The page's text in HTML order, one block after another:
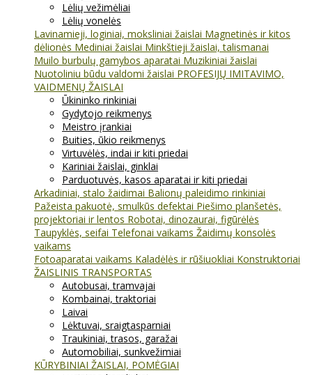
Lėlių vežimėliai
Lėlių vonelės
Lavinamieji, loginiai, moksliniai žaislai Magnetinės ir kitos
dėlionės Mediniai žaislai Minkštieji žaislai, talismanai
Muilo burbulų gamybos aparatai Muzikiniai žaislai
Nuotoliniu būdu valdomi žaislai PROFESIJŲ IMITAVIMO,
VAIDMENŲ ŽAISLAI
Ūkininko rinkiniai
Gydytojo reikmenys
Meistro įrankiai
Buities, ūkio reikmenys
Virtuvėlės, indai ir kiti priedai
Kariniai žaislai, ginklai
Parduotuvės, kasos aparatai ir kiti priedai
Arkadiniai, stalo žaidimai Balionų paleidimo rinkiniai
Pažeista pakuotė, smulkūs defektai Piešimo planšetės,
projektoriai ir lentos Robotai, dinozaurai, figūrėlės
Taupyklės, seifai Telefonai vaikams Žaidimų konsolės
vaikams
Fotoaparatai vaikams Kaladėlės ir rūšiuokliai Konstruktoriai
ŽAISLINIS TRANSPORTAS
Autobusai, tramvajai
Kombainai, traktoriai
Laivai
Lėktuvai, sraigtasparniai
Traukiniai, trasos, garažai
Automobiliai, sunkvežimiai
KŪRYBINIAI ŽAISLAI, POMĖGIAI